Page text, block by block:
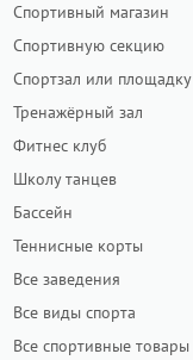
Спортивный магазин
Спортивную секцию
Спортзал или площадку
Тренажёрный зал
Фитнес клуб
Школу танцев
Бассейн
Теннисные корты
Все заведения
Все виды спорта
Все спортивные товары